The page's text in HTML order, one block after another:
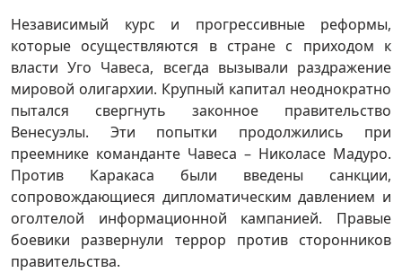
Независимый курс и прогрессивные реформы,
которые осуществляются в стране с приходом к
власти Уго Чавеса, всегда вызывали раздражение
мировой олигархии. Крупный капитал неоднократно
пытался свергнуть законное правительство
Венесуэлы. Эти попытки продолжились при
преемнике команданте Чавеса – Николасе Мадуро.
Против Каракаса были введены санкции,
сопровождающиеся дипломатическим давлением и
оголтелой информационной кампанией. Правые
боевики развернули террор против сторонников
правительства.